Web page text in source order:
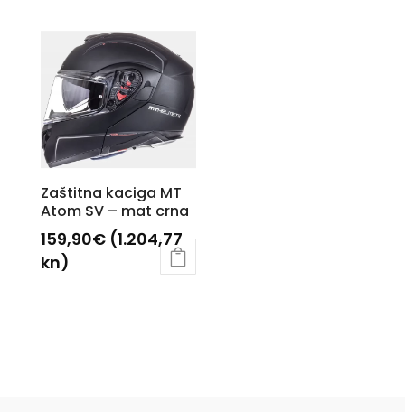
više
varijanti.
Opcije
se
mogu
odabrati
na
stranici
proizvoda
Zaštitna kaciga MT
Atom SV – mat crna
159,90€ (1.204,77
kn)